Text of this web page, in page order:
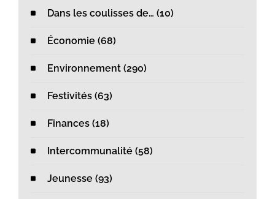
Dans les coulisses de… (10)
Économie (68)
Environnement (290)
Festivités (63)
Finances (18)
Intercommunalité (58)
Jeunesse (93)